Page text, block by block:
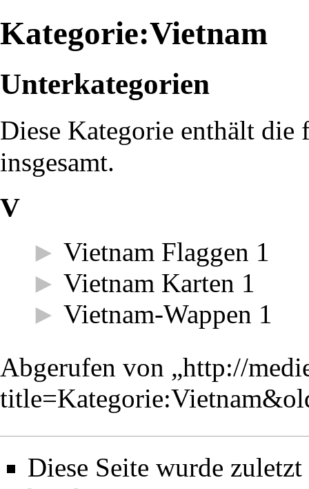
Kategorie:Vietnam
Unterkategorien
Diese Kategorie enthält
insgesamt.
V
► Vietnam Flaggen 1
► Vietnam Karten 1
► Vietnam-Wappen 1
Abgerufen von „http://
Diese Seite wurde